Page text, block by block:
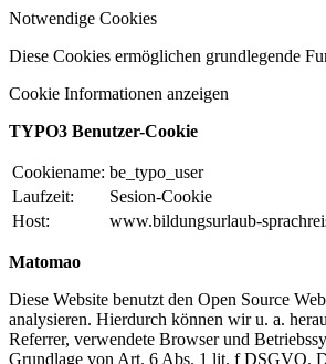
Notwendige Cookies
Diese Cookies ermöglichen grundlegende
Cookie Informationen anzeigen
TYPO3 Benutzer-Cookie
Cookiename: be_typo_user
Laufzeit:
Sesion-Cookie
Host:
www.bildungsurlaub-
Matomao
Diese Website benutzt den Open Source
analysieren. Hierdurch können wir u. a.
Referrer, verwendete Browser und
Grundlage von Art. 6 Abs. 1 lit. f DSGVO.